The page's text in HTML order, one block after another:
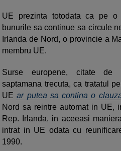
UE prezinta totodata ca pe o
bunurile sa continue sa circule
Irlanda de Nord, o provincie a
membru UE.
Surse europene, citate de
saptamana trecuta, ca tratatul
UEar putea sa contina o
Nord sa reintre automat in UE,
Rep. Irlanda, in aceeasi
intrat in UE odata cu
1990.